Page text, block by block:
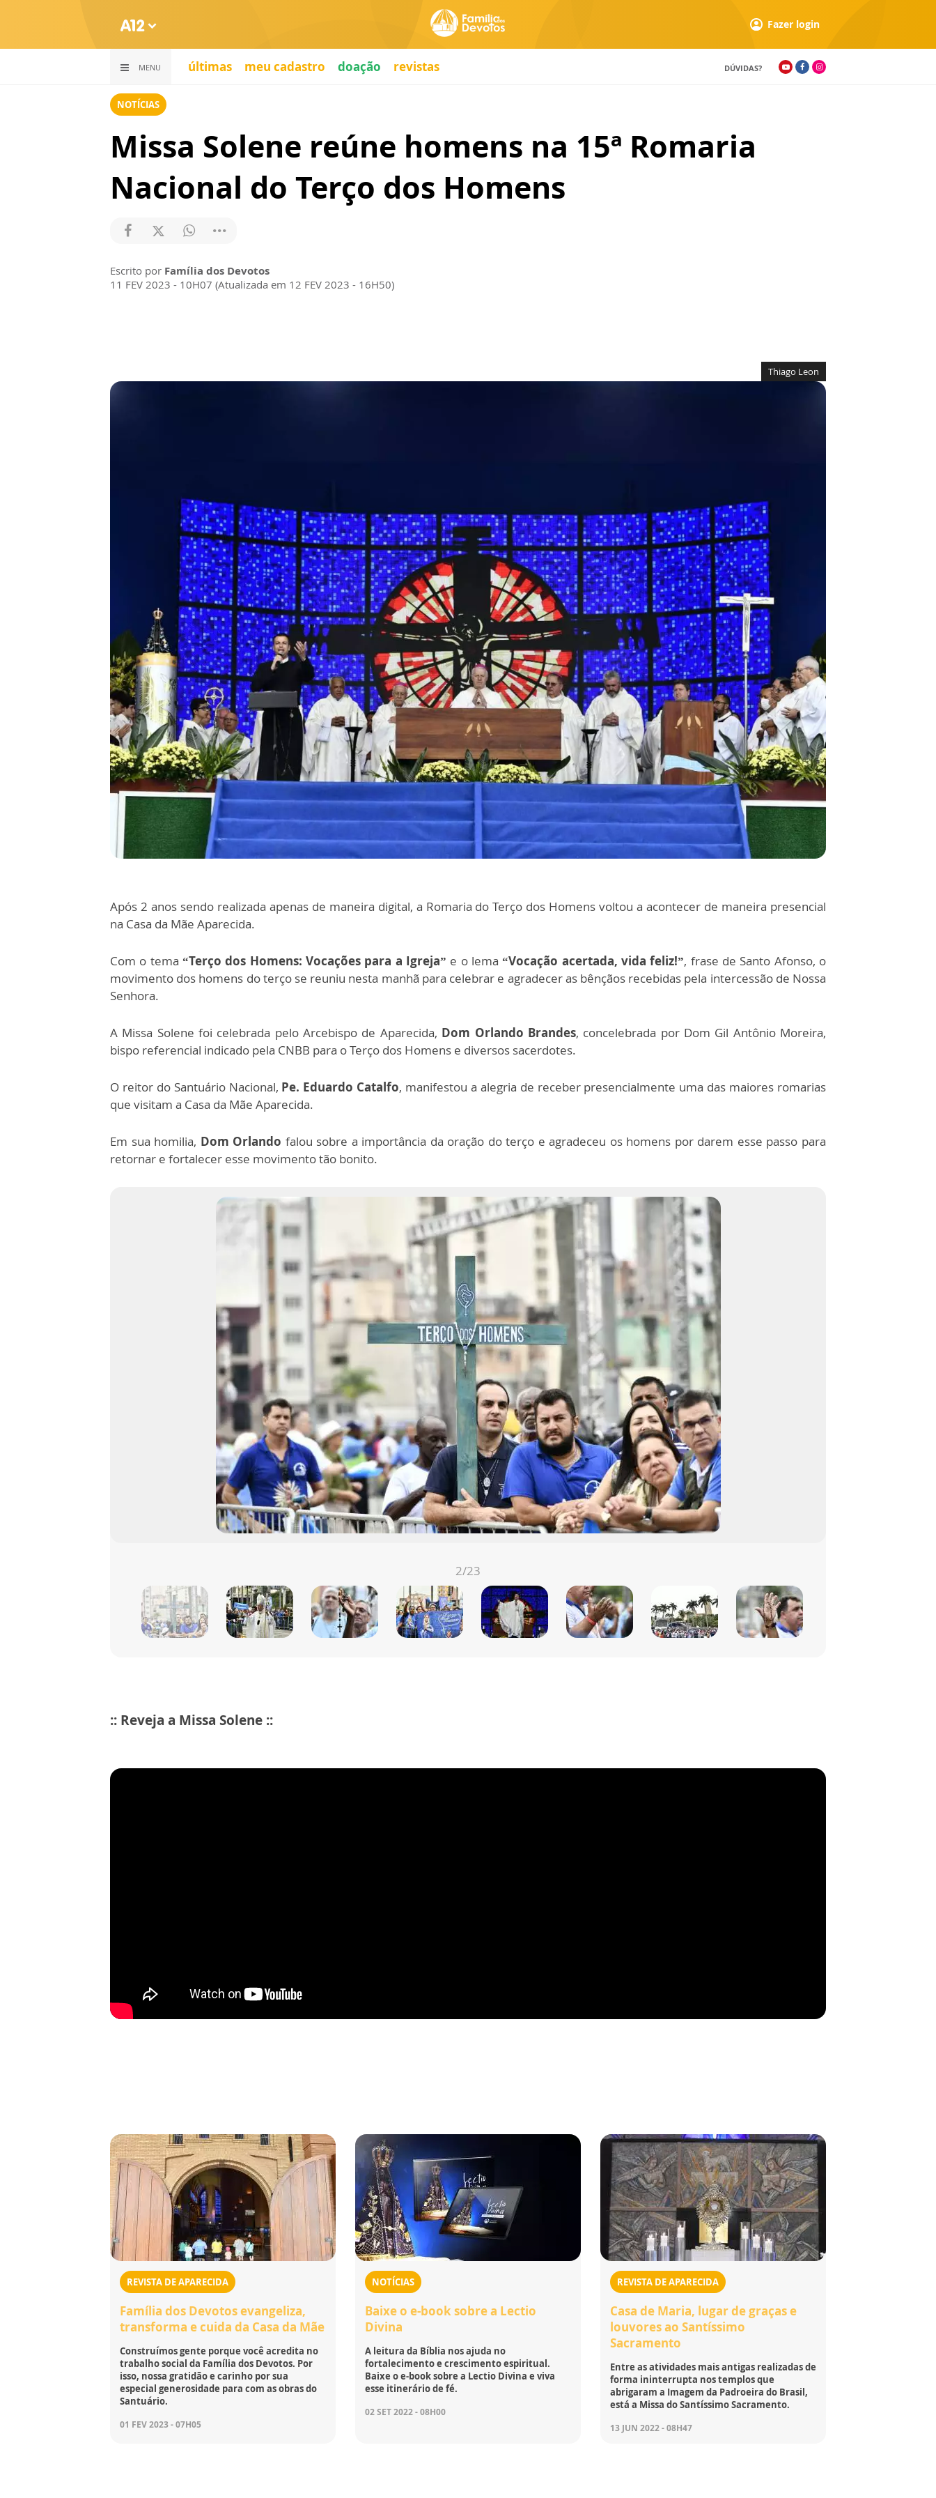
Fazer login
MENU últimas meu cadastro doação revistas DÚVIDAS?
NOTÍCIAS
Missa Solene reúne homens na 15ª Romaria
Nacional do Terço dos Homens
Escrito por Família dos Devotos
11 FEV 2023 - 10H07 (Atualizada em 12 FEV 2023 - 16H50)
Thiago Leon
Após 2 anos sendo realizada apenas de maneira digital, a Romaria do Terço dos Homens voltou a acontecer de maneira presencial
na Casa da Mãe Aparecida.
Com o tema “Terço dos Homens: Vocações para a Igreja” e o lema“Vocação acertada, vida feliz!”, frase de Santo Afonso, o
movimento dos homens do terço se reuniu nesta manhã para celebrar e agradecer as bênçãos recebidas pela intercessão de Nossa
Senhora.
A Missa Solene foi celebrada pelo Arcebispo de Aparecida, Dom Orlando Brandes, concelebrada por Dom Gil Antônio Moreira,
bispo referencial indicado pela CNBB para o Terço dos Homens e diversos sacerdotes.
O reitor do Santuário Nacional, Pe. Eduardo Catalfo, manifestou a alegria de receber presencialmente uma das maiores romarias
que visitam a Casa da Mãe Aparecida.
Em sua homilia, Dom Orlando falou sobre a importância da oração do terço e agradeceu os homens por darem esse passo para
retornar e fortalecer esse movimento tão bonito.
2/23
:: Reveja a Missa Solene ::
REVISTA DE APARECIDA
Família dos Devotos evangeliza,
transforma e cuida da Casa da Mãe
Construímos gente porque você acredita no
trabalho social da Família dos Devotos. Por
isso, nossa gratidão e carinho por sua
especial generosidade para com as obras do
Santuário.
01 FEV 2023 - 07H05
NOTÍCIAS
Baixe o e-book sobre a Lectio
Divina
A leitura da Bíblia nos ajuda no
fortalecimento e crescimento espiritual.
Baixe o e-book sobre a Lectio Divina e viva
esse itinerário de fé.
02 SET 2022 - 08H00
REVISTA DE APARECIDA
Casa de Maria, lugar de graças e
louvores ao Santíssimo
Sacramento
Entre as atividades mais antigas realizadas de
forma ininterrupta nos templos que
abrigaram a Imagem da Padroeira do Brasil,
está a Missa do Santíssimo Sacramento.
13 JUN 2022 - 08H47